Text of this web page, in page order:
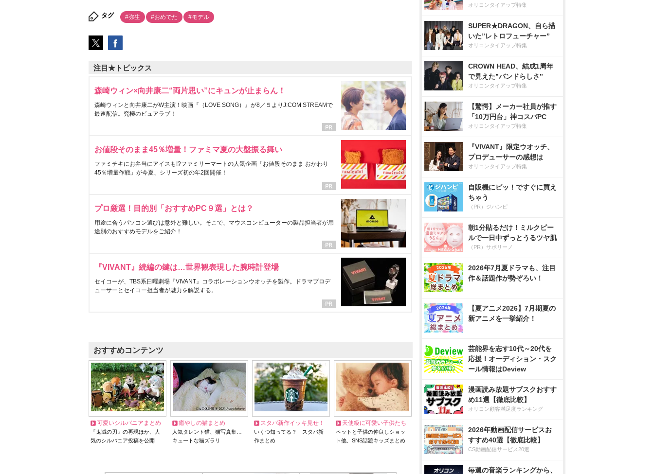
タグ #弥生 #おめでた #モデル
注目★トピックス
森崎ウィン×向井康二“両片思い”にキュンが止まらん！
森崎ウィンと向井康二がW主演！映画『（LOVE SONG）』が8／５よりJ:COM STREAMで
最速配信。究極のピュアラブ！
お値段そのまま45％増量！ファミマ夏の大盤振る舞い
ファミチキにお弁当にアイスも!?ファミリーマートの人気企画「お値段そのまま おかわり
45％増量作戦」が今夏、シリーズ初の年2回開催！
プロ厳選！目的別「おすすめPC９選」とは？
用途に合うパソコン選びは意外と難しい。そこで、マウスコンピューターの製品担当者が用
途別のおすすめモデルをご紹介！
『VIVANT』続編の鍵は…世界観表現した腕時計登場
セイコーが、TBS系日曜劇場『VIVANT』コラボレーションウオッチを製作。ドラマプロデ
ューサーとセイコー担当者が魅力を解説する。
おすすめコンテンツ
可愛いシルバニアまとめ
『鬼滅の刃』の再現ほか、人
気のシルバニア投稿を公開
癒やしの猫まとめ
人気タレント猫、猫写真集…
キュートな猫ズラリ
スタバ新作イッキ見せ！
いくつ知ってる？ スタバ新
作まとめ
天使級に可愛い子供たち
ペットと子供の仲良しショッ
ト他、SNS話題キッズまとめ
オリコンタイアップ特集
SUPER★DRAGON、自ら描
いた”レトロフューチャー”
オリコンタイアップ特集
CROWN HEAD、結成1周年
で見えた”バンドらしさ”
オリコンタイアップ特集
【驚愕】メーカー社員が推す
「10万円台」神コスパPC
オリコンタイアップ特集
『VIVANT』限定ウオッチ、
プロデューサーの感想は
オリコンタイアップ特集
自販機にピッ！ですぐに買え
ちゃう
（PR）ジハンピ
朝1分貼るだけ！ミルクピー
ルで一日中ずっとうるツヤ肌
（PR）サボリーノ
2026年7月夏ドラマも、注目
作＆話題作が勢ぞろい！
【夏アニメ2026】7月期夏の
新アニメを一挙紹介！
芸能界を志す10代～20代を
応援！オーディション・スク
ール情報はDeview
漫画読み放題サブスクおすす
め11選【徹底比較】
オリコン顧客満足度ランキング
2026年動画配信サービスお
すすめ40選【徹底比較】
CS動画配信サービス20選
毎週の音楽ランキングから、